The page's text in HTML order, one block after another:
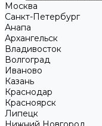
Москва
Санкт-Петербург
Анапа
Архангельск
Владивосток
Волгоград
Иваново
Казань
Краснодар
Красноярск
Липецк